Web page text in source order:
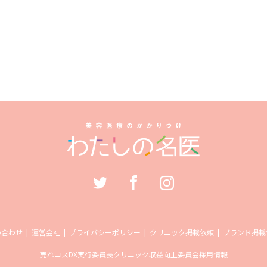
わせ 運営会社 プライバシーポリシー クリニック掲載依頼 ブランド掲
売れコスDX実行委員長クリニック収益向上委員会採用情報